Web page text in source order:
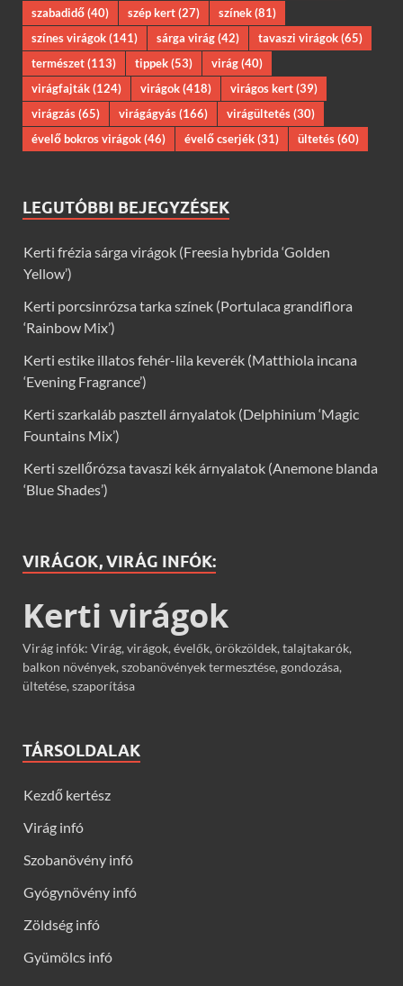
szabadidő(40) szép kert(27) színek(81)
színes virágok(141) sárga virág(42) tavaszi virágok(65)
természet(113) tippek(53) virág(40)
virágfajták(124) virágok(418) virágos kert(39)
virágzás(65) virágágyás(166) virágültetés(30)
évelő bokros virágok(46) évelő cserjék(31) ültetés(60)
LEGUTÓBBI BEJEGYZÉSEK
Kerti frézia sárga virágok (Freesia hybrida ‘Golden
Yellow’)
Kerti porcsinrózsa tarka színek (Portulaca grandiflora
‘Rainbow Mix’)
Kerti estike illatos fehér-lila keverék (Matthiola incana
‘Evening Fragrance’)
Kerti szarkaláb pasztell árnyalatok (Delphinium ‘Magic
Fountains Mix’)
Kerti szellőrózsa tavaszi kék árnyalatok (Anemone blanda
‘Blue Shades’)
VIRÁGOK, VIRÁG INFÓK:
Kerti virágok
Virág infók: Virág, virágok, évelők, örökzöldek, talajtakarók,
balkon növények, szobanövények termesztése, gondozása,
ültetése, szaporítása
TÁRSOLDALAK
Kezdő kertész
Virág infó
Szobanövény infó
Gyógynövény infó
Zöldség infó
Gyümölcs infó